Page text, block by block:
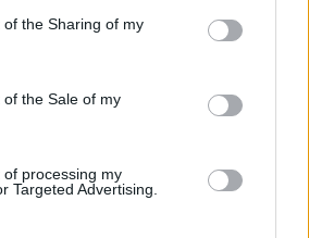
the Sharing of my
the Sale of my
processing my
Targeted Advertising.
Δεν υπάρχει πίνακας οργάνων και
, αλλά μία θήκη που είναι
κολόνα του τιμονιού και
χωράει ένα smartphone. Μέσω
το smartphone ως